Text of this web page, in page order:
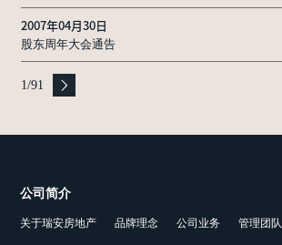
2007年04月30日
股东周年大会通告
1/91
公司简介
关于瑞安房地产 品牌理念 公司业务 管理团队